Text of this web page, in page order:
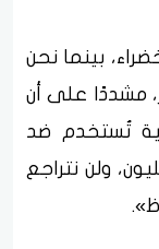
خضراء، بينما نحن
مشددًا على أن
تُستخدم ضد
«هذا أمر بالنسبة للـ100 مليون، ولن نتراجع